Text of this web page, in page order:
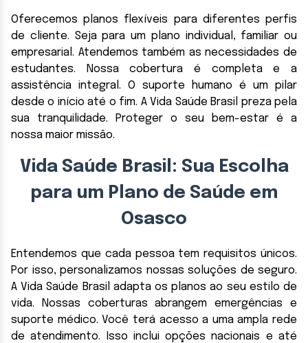
Oferecemos planos flexíveis para diferentes perfis
de cliente. Seja para um plano individual, familiar ou
empresarial. Atendemos também as necessidades de
estudantes. Nossa cobertura é completa e a
assistência integral. O suporte humano é um pilar
desde o início até o fim. A Vida Saúde Brasil preza pela
sua tranquilidade. Proteger o seu bem-estar é a
nossa maior missão.
Vida Saúde Brasil: Sua Escolha
para um Plano de Saúde em
Osasco
Entendemos que cada pessoa tem requisitos únicos.
Por isso, personalizamos nossas soluções de seguro.
A Vida Saúde Brasil adapta os planos ao seu estilo de
vida. Nossas coberturas abrangem emergências e
suporte médico. Você terá acesso a uma ampla rede
de atendimento. Isso inclui opções nacionais e até